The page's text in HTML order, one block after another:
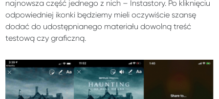
najnowsza część jednego z nich – Instastory. Po kliknięciu
odpowiedniej ikonki będziemy mieli oczywiście szansę
dodać do udostępnianego materiału dowolną treść
testową czy graficzną.